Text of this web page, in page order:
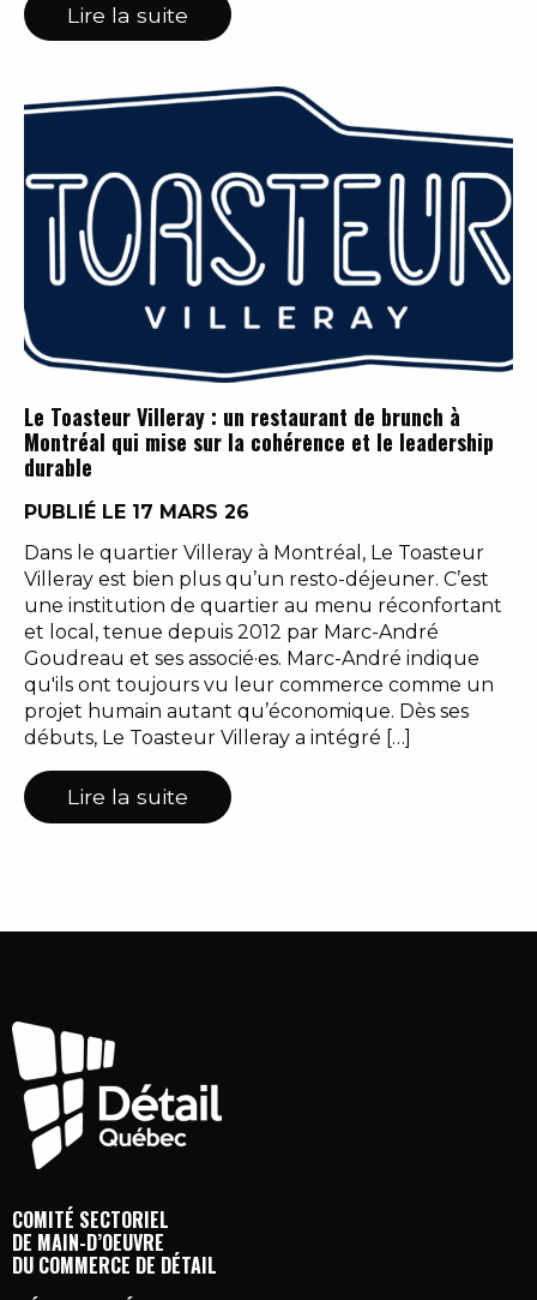
Lire la suite
Le Toasteur Villeray : un restaurant de brunch à
Montréal qui mise sur la cohérence et le leadership
durable
PUBLIÉ LE 17 MARS 26
Dans le quartier Villeray à Montréal, Le Toasteur
Villeray est bien plus qu’un resto-déjeuner. C’est
une institution de quartier au menu réconfortant
et local, tenue depuis 2012 par Marc-André
Goudreau et ses associé·es. Marc-André indique
qu'ils ont toujours vu leur commerce comme un
projet humain autant qu’économique. Dès ses
débuts, Le Toasteur Villeray a intégré […]
Lire la suite
COMITÉ SECTORIEL
DE MAIN-D’OEUVRE
DU COMMERCE DE DÉTAIL